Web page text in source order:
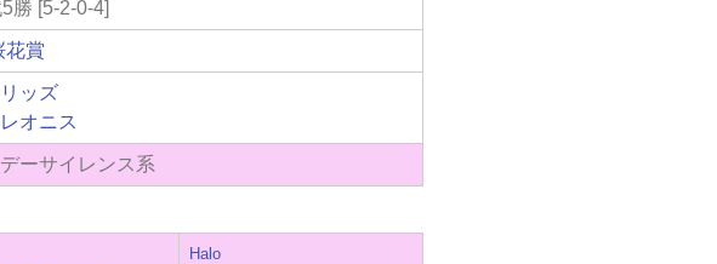
勝 [5-2-0-4]
花賞
ッズ
オニス
ーサイレンス系
Halo